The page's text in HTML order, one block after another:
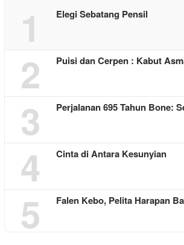
1 Elegi Sebatang Pensil
2 Puisi dan Cerpen : Kabut
3 Perjalanan 695 Tahun Bone:
4 Cinta di Antara Kesunyian
5 Falen Kebo, Pelita Harapan